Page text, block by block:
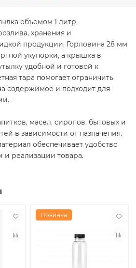
объемом 1 литр
хранения и
продукции. Горловина 28 мм
укупорки, а крышка в
удобной и готовой к
тара помогает ограничить
содержимое и подходит для
масел, сиропов, бытовых и
в зависимости от назначения.
обеспечивает удобство
и реализации товара.
Новинка